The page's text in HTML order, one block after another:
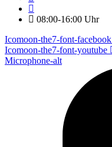
08:00-16:00 Uhr
Icomoon-the7-font-facebook
Icomoon-the7-font-youtube
Microphone-alt